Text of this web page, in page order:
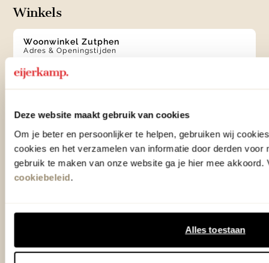
Deze website maakt gebruik van cookies
Om je beter en persoonlijker te helpen, gebruiken wij
cookies en het verzamelen van informatie door derden voor
gebruik te maken van onze website ga je hier mee akkoord.
cookiebeleid.
Alles toestaan
Winkels
Woonwinkel Zutphen
Adres & Openingstijden
Woonwinkel Veenendaal
Outlet Zutphen
Adres & Openingstijden
Klantenservice
Over Eijerkamp
TrustScore4.7